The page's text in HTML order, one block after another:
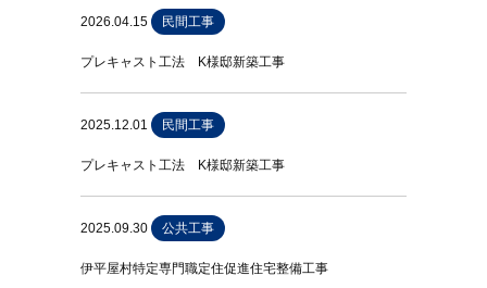
2026.04.15 民間工事
プレキャスト工法 K様邸新築工事
2025.12.01 民間工事
プレキャスト工法 K様邸新築工事
2025.09.30 公共工事
伊平屋村特定専門職定住促進住宅整備工事